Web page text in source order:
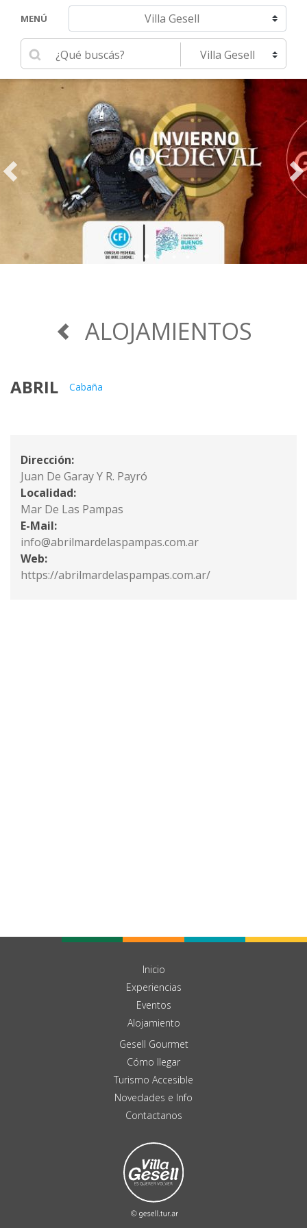
MENÚ Navegar hacia otra localidad
Ingrese su búsqueda Seleccione una localidad
ALOJAMIENTOS
ABRIL Cabaña
Dirección:
Juan De Garay Y R. Payró
Localidad:
Mar De Las Pampas
E-Mail:
info@abrilmardelaspampas.com.ar
Web:
https://abrilmardelaspampas.com.ar/
Inicio
Experiencias
Eventos
Alojamiento
Gesell Gourmet
Cómo llegar
Turismo Accesible
Novedades e Info
Contactanos